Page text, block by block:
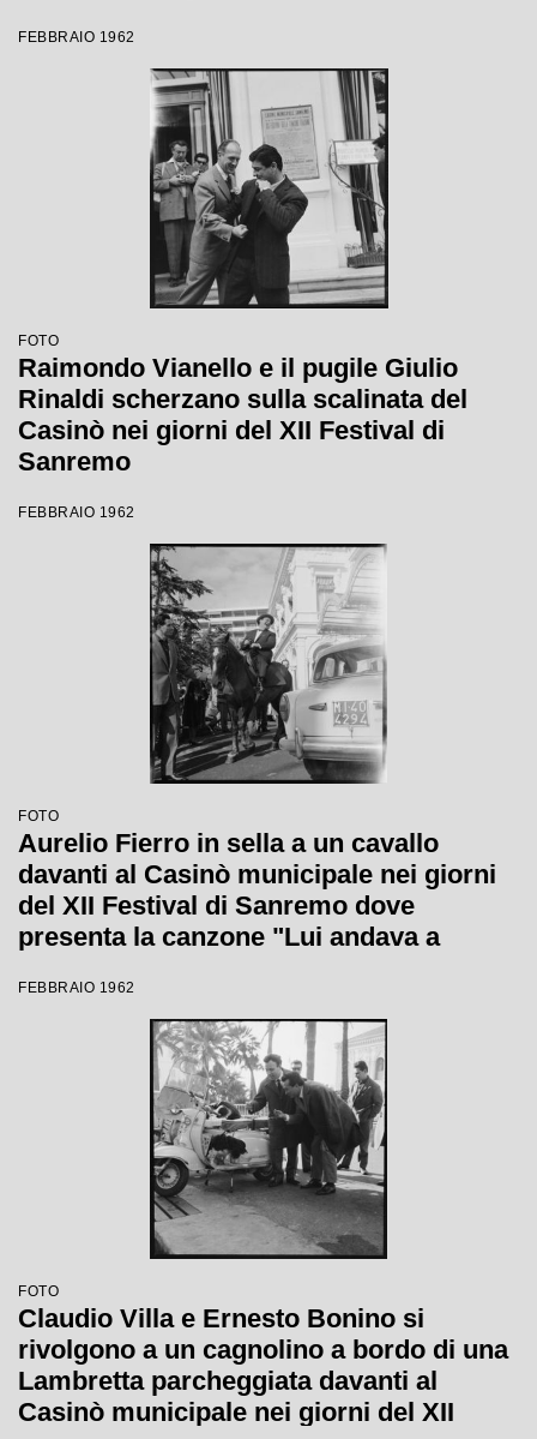
FEBBRAIO 1962
FOTO
Raimondo Vianello e il pugile Giulio
Rinaldi scherzano sulla scalinata del
Casinò nei giorni del XII Festival di
Sanremo
FEBBRAIO 1962
FOTO
Aurelio Fierro in sella a un cavallo
davanti al Casinò municipale nei giorni
del XII Festival di Sanremo dove
presenta la canzone "Lui andava a
FEBBRAIO 1962
FOTO
Claudio Villa e Ernesto Bonino si
rivolgono a un cagnolino a bordo di una
Lambretta parcheggiata davanti al
Casinò municipale nei giorni del XII